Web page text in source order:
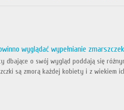
wyglądać wypełnianie zmarszczek
dbające o swój wygląd poddają się
są zmorą każdej kobiety i z